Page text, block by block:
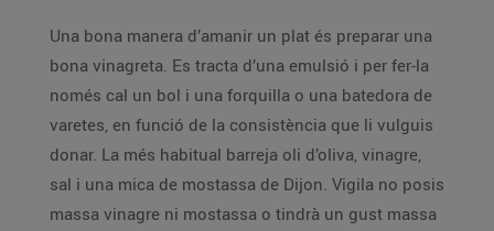
Una bona manera d’amanir un plat és preparar una
bona vinagreta. Es tracta d’una emulsió i per fer-la
només cal un bol i una forquilla o una batedora de
varetes, en funció de la consistència que li vulguis
donar. La més habitual barreja oli d’oliva, vinagre,
sal i una mica de mostassa de Dijon. Vigila no posis
massa vinagre ni mostassa o tindrà un gust massa